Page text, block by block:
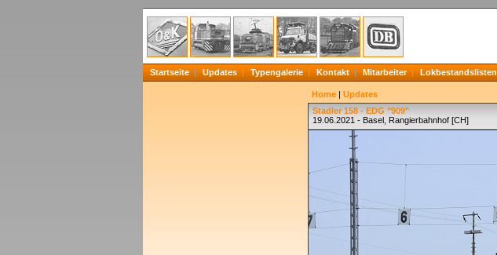
Startseite Updates Typengalerie Kontakt Mitarbeiter Lokbestandslisten
Home | Updates
Stadler 158 - EDG "909"
19.06.2021 - Basel, Rangierbahnhof [CH]